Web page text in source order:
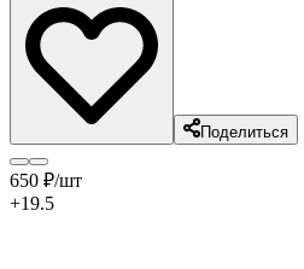
Поделиться
650 ₽/шт
+19.5